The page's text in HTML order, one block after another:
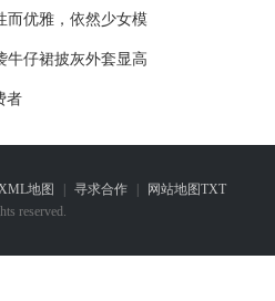
而优雅，依然少女模
牛仔裙披灰外套显高
者
地图 寻求合作 网站地图TXT
reserved.